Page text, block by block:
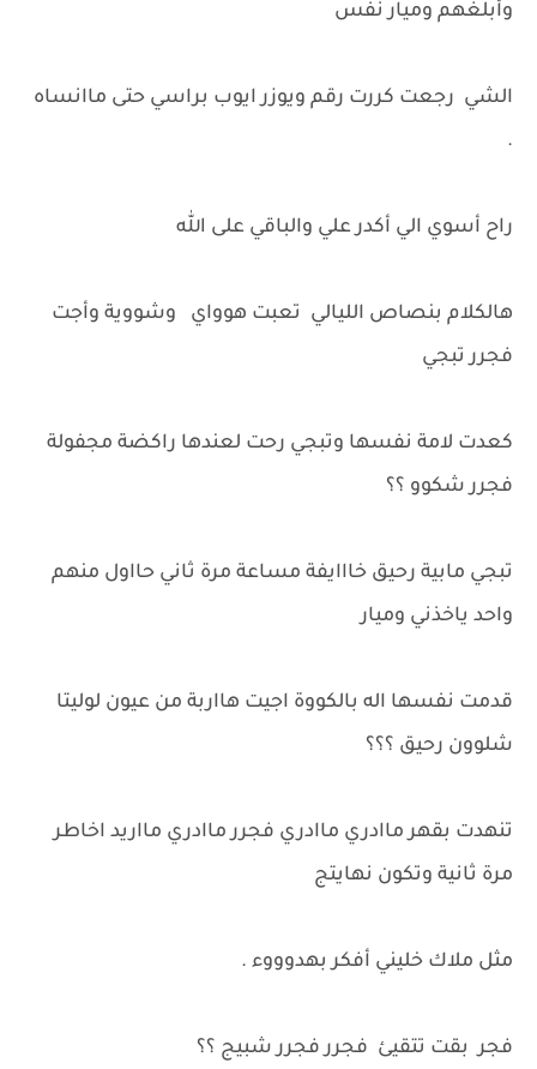
وأبلغهم وميار نفس
الشي رجعت كررت رقم ويوزر ايوب براسي حتى ماانساه
.
راح أسوي الي أكدر علي والباقي على الله
هالكلام بنصاص الليالي تعبت هوواي وشووية وأجت
فجرر تبجي
كعدت لامة نفسها وتبجي رحت لعندها راكضة مجفولة
فجرر شكوو ؟؟
تبجي مابية رحيق خااايفة مساعة مرة ثاني حااول منهم
واحد ياخذني وميار
قدمت نفسها اله بالكووة اجيت هااربة من عيون لوليتا
شلوون رحيق ؟؟؟
تنهدت بقهر ماادري ماادري فجرر ماادري مااريد اخاطر
مرة ثانية وتكون نهايتج
مثل ملاك خليني أفكر بهدوووء .
فجر بقت تتقيئ فجرر فجرر شبيج ؟؟